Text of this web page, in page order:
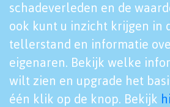
schadeverleden en de
ook kunt u inzicht krijgen in
tellerstand en informatie
eigenaren. Bekijk welke
wilt zien en upgrade het
één klik op de knop. Bekijk